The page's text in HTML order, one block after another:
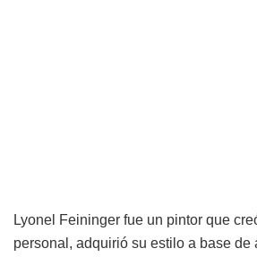
Lyonel Feininger fue un pintor que
personal, adquirió su estilo a base de